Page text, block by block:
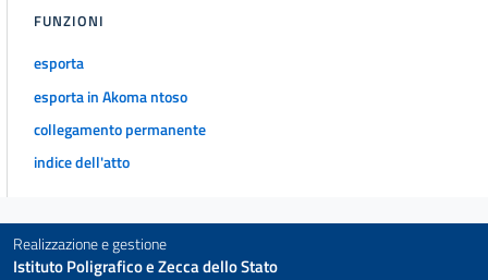
BEVANDE ALCOLICHE E TABACCHI LAVORATI, NONCHÈ ALTRE IMPOSIZIONI
E SULLE BEVANDE ALCOLICHE
22
24
25
FUNZIONI
esporta
esporta in Akoma ntoso
collegamento permanente
indice dell'atto
Realizzazione e gestione
Istituto Poligrafico e Zecca dello Stato